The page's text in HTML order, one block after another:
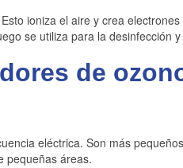
ioniza el aire y crea
se utiliza para la desinfección
de
eléctrica. Son más
pequeñas áreas.